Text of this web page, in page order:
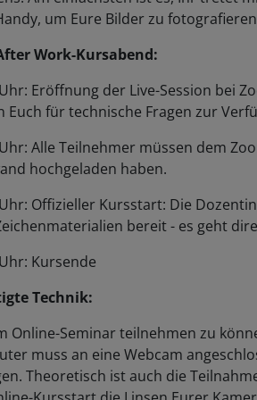
um Eure Bilder zu
Work-Kursabend:
Eröffnung der Live-Session bei
Euch für technische Fragen zur
Alle Teilnehmer müssen dem
hochgeladen haben.
Offizieller Kursstart: Die
bereit - es geht
Kursende
Technik:
Online-Seminar teilnehmen zu
muss an eine Webcam
Theoretisch ist auch die
Kursstart die Linsen Eurer